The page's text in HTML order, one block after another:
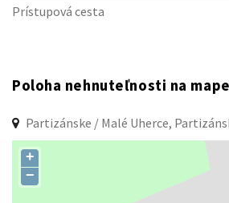
Prístupová cesta
Poloha nehnuteľnosti na mape
Partizánske / Malé Uherce,
+
−